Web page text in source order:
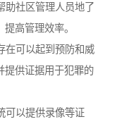
助社区管理人员地了
高管理效率。
在可以起到预防和威
提供证据用于犯罪的
可以提供录像等证